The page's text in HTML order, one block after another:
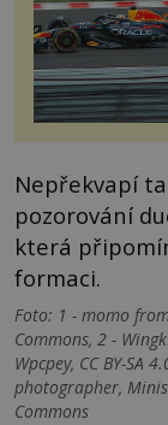
Nepřekvapí
pozorování
která
formaci.
Foto: 1 - momo
Commons, 2 -
Wpcpey, CC BY-SA
photographer,
Commons